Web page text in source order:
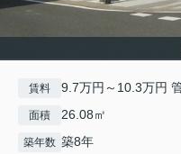
賃料 9.7万円～10.3万円
面積 26.08㎡
築年数 築8年